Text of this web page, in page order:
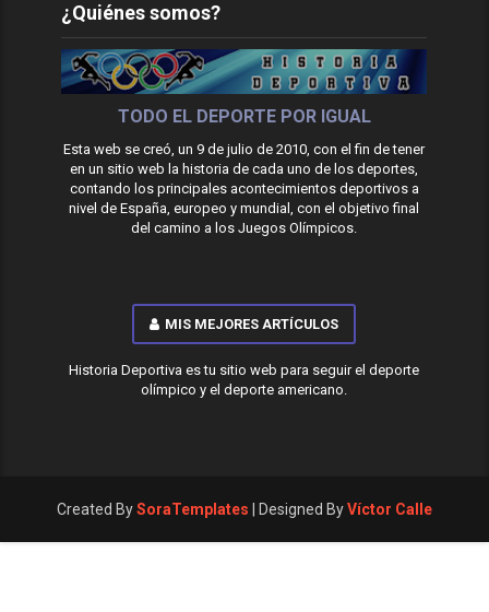
¿Quiénes somos?
TODO EL DEPORTE POR IGUAL
Esta web se creó, un 9 de julio de 2010, con el fin de tener
en un sitio web la historia de cada uno de los deportes,
contando los principales acontecimientos deportivos a
nivel de España, europeo y mundial, con el objetivo final
del camino a los Juegos Olímpicos.
MIS MEJORES ARTÍCULOS
Historia Deportiva es tu sitio web para seguir el deporte
olímpico y el deporte americano.
Created BySoraTemplates | Designed ByVíctor Calle